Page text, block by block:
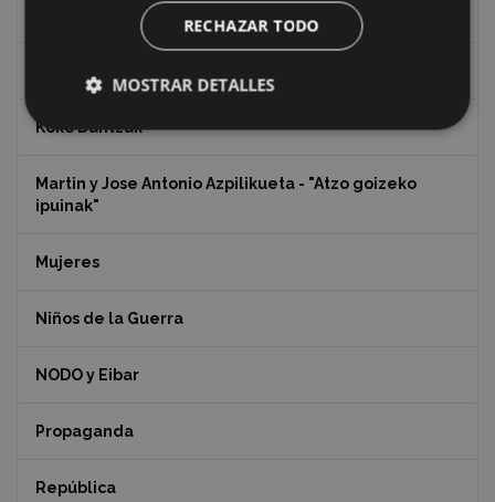
Indalecio Ojanguren Diputación de Gipuzkoa
Koko Dantzak
Martin y Jose Antonio Azpilikueta - "Atzo goizeko
ipuinak"
Mujeres
Niños de la Guerra
NODO y Eibar
Propaganda
República
RECHAZAR TODO
MOSTRAR DETALLES